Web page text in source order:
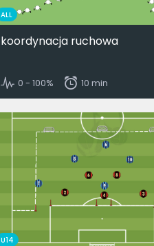
ALL
koordynacja ruchowa
0 - 100% 10 min
U14